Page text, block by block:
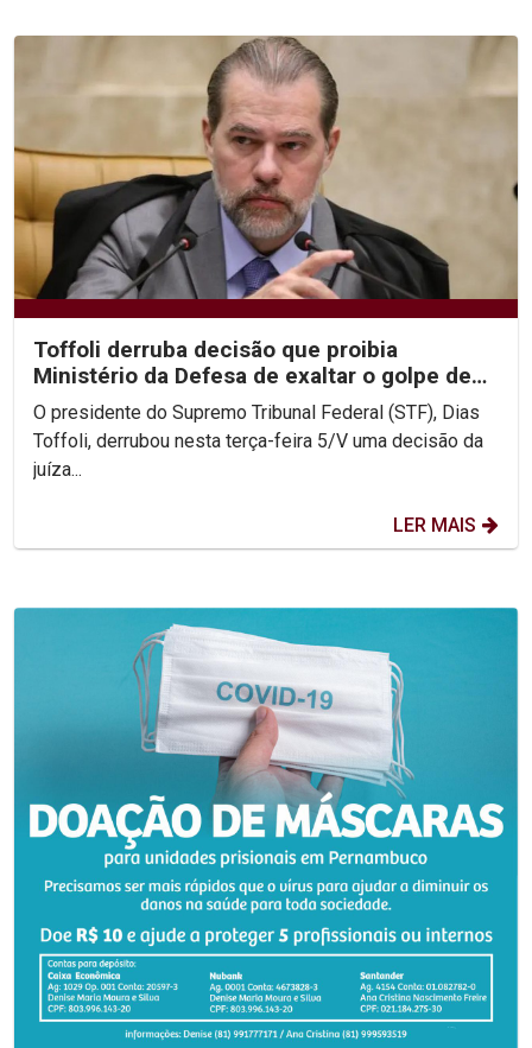
Toffoli derruba decisão que proibia
Ministério da Defesa de exaltar o golpe de
1964
O presidente do Supremo Tribunal Federal (STF), Dias
Toffoli, derrubou nesta terça-feira 5/V uma decisão da
juíza...
LER MAIS